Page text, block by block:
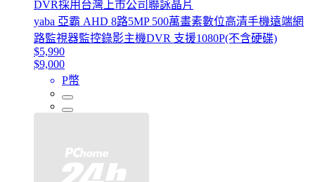
DVR採用台灣上市公司聯詠晶片
yaba 亞霸 AHD 8路5MP 500萬畫素數位高清手機遠端網
路監視器監控錄影主機DVR 支援1080P(不含硬碟)
$5,990
$9,000
P幣